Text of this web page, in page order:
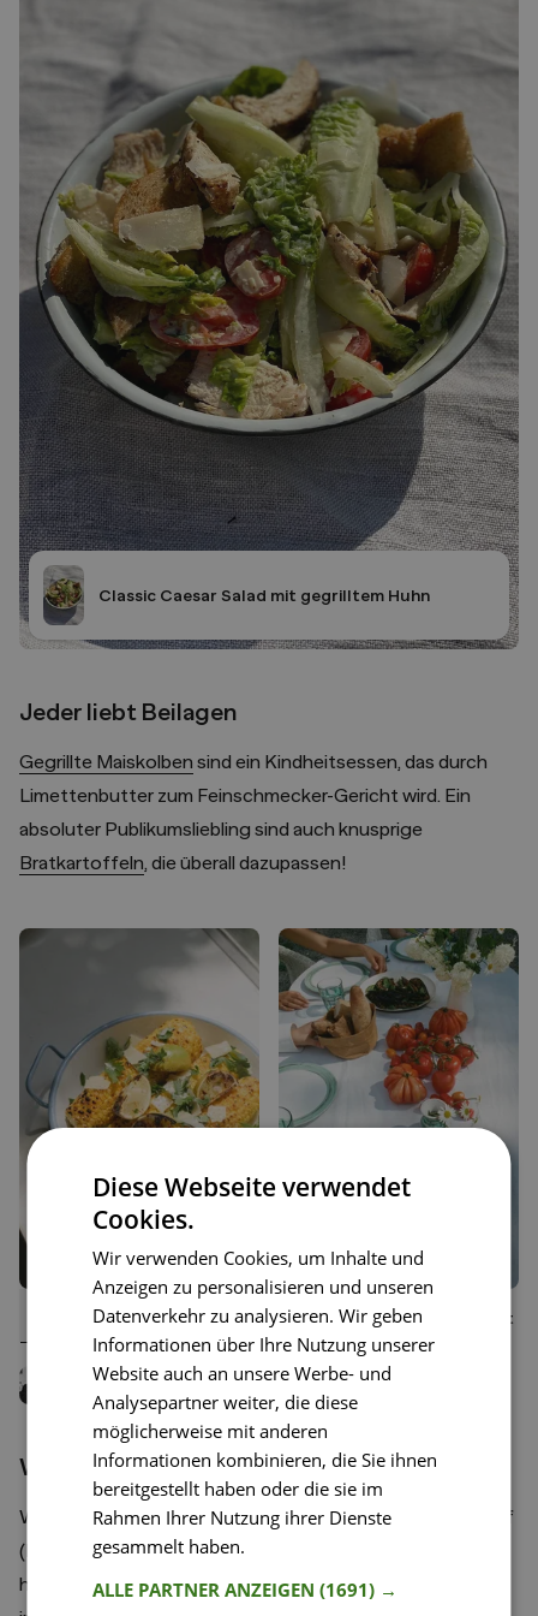
Classic Caesar Salad mit gegrilltem Huhn
Jeder liebt Beilagen
Gegrillte Maiskolben sind ein Kindheitsessen, das durch
Limettenbutter zum Feinschmecker-Gericht wird. Ein
absoluter Publikumsliebling sind auch knusprige
Bratkartoffeln, die überall dazupassen!
Speichern
Gegrillte Maiskolben mit
Limettenbutter
Luisa Menn
Kochbuchautorin
32
Liken
Speichern
Knusprige Bratkartoffeln mit
Zitrone und Rosmarin
Jenny Rose
Team Happy Plates
Wenn schon, denn schon!
Wenn man Fleisch grillt, dann sollte man sich bemühen, auf
(Bio-)Qualität zu achten und das Beste aus den Zutaten
herauszuholen. DieCrispy Lemon-Chicken-Wings
Diese Webseite verwendet
Cookies.
Wir verwenden Cookies, um Inhalte und
Anzeigen zu personalisieren und unseren
Datenverkehr zu analysieren. Wir geben
Informationen über Ihre Nutzung unserer
Website auch an unsere Werbe- und
Analysepartner weiter, die diese
möglicherweise mit anderen
Informationen kombinieren, die Sie ihnen
bereitgestellt haben oder die sie im
Rahmen Ihrer Nutzung ihrer Dienste
gesammelt haben.
ALLE PARTNER ANZEIGEN(1691) →